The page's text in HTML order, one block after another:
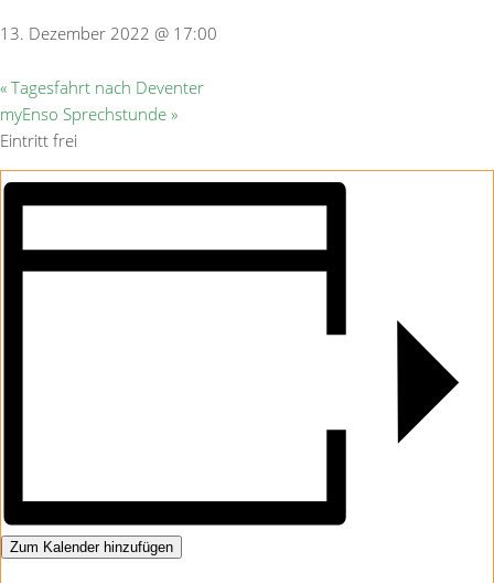
13. Dezember 2022 @ 17:00
« Tagesfahrt nach Deventer
myEnso Sprechstunde »
Eintritt frei
Zum Kalender hinzufügen